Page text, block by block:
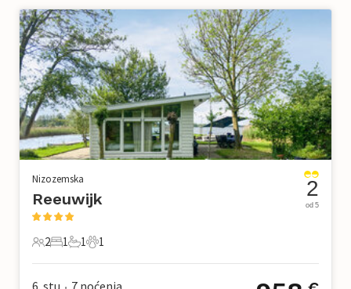
Nizozemska
Reeuwijk
2 Gosti
2
1 Spavaća soba
1
1 Kupaonica
1
1 Kućni ljubimac
1
2
od 5